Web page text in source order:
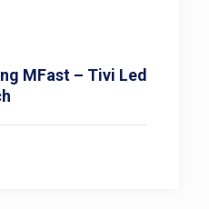
MFast – Tivi Led